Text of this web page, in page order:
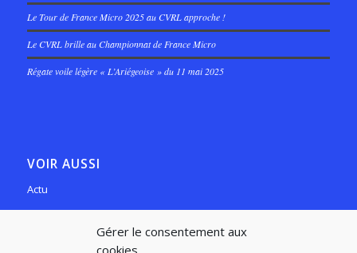
Gérer le consentement aux
cookies
Le Tour de France Micro 2025 au CVRL approche !
Le CVRL brille au Championnat de France Micro
Régate voile légère « L’Ariégeoise » du 11 mai 2025
VOIR AUSSI
Actu
Météo locale